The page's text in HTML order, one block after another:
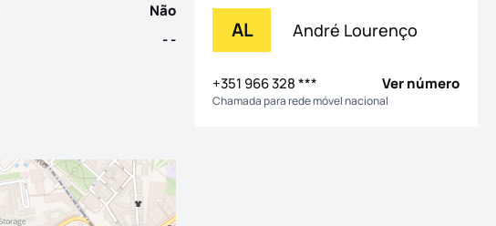
Não
- - AL André Lourenço
+351 966 328 *** Ver número
Chamada para rede móvel nacional